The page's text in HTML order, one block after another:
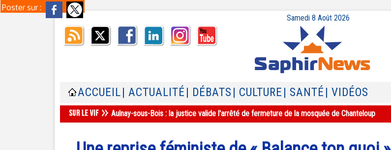
Poster sur :
Samedi 8 Août 2026
ACCUEIL | ACTUALITÉ | DÉBATS | CULTURE | SANTÉ | VIDÉOS
Aulnay-sous-Bois : la justice valide l'arrêté de fermeture de la mosquée de Chanteloup